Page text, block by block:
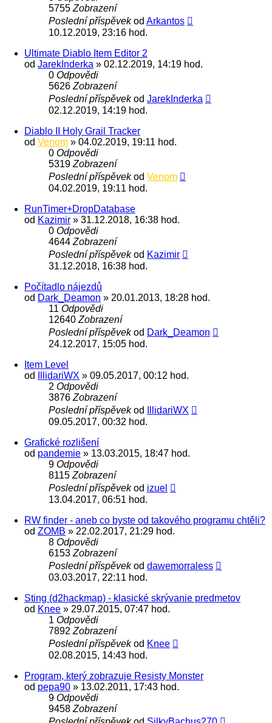
5755 Zobrazení
Poslední příspěvekod Arkantos
10.12.2019, 23:16 hod.
Ultimate Diablo Item Editor 2
od JarekInderka » 02.12.2019, 14:19 hod.
0 Odpovědi
5626 Zobrazení
Poslední příspěvekod JarekInderka
02.12.2019, 14:19 hod.
Diablo II Holy Grail Tracker
od Venom » 04.02.2019, 19:11 hod.
0 Odpovědi
5319 Zobrazení
Poslední příspěvekod Venom
04.02.2019, 19:11 hod.
RunTimer+DropDatabase
od Kazimir » 31.12.2018, 16:38 hod.
0 Odpovědi
4644 Zobrazení
Poslední příspěvekod Kazimir
31.12.2018, 16:38 hod.
Počítadlo nájezdů
od Dark_Deamon » 20.01.2013, 18:28 hod.
11 Odpovědi
12640 Zobrazení
Poslední příspěvekod Dark_Deamon
24.12.2017, 15:05 hod.
Item Level
od
IllidariWX » 09.05.2017, 00:12 hod.
2 Odpovědi
3876 Zobrazení
Poslední příspěvekod
IllidariWX
09.05.2017, 00:32 hod.
Grafické rozlišení
od pandemie » 13.03.2015, 18:47 hod.
9 Odpovědi
8115 Zobrazení
Poslední příspěvekod izuel
13.04.2017, 06:51 hod.
RW finder - aneb co byste od takového programu chtěli?
od ZOMB » 22.02.2017, 21:29 hod.
8 Odpovědi
6153 Zobrazení
Poslední příspěvekod dawemorraless
03.03.2017, 22:11 hod.
Sting (d2hackmap) - klasické skrývanie predmetov
od Knee » 29.07.2015, 07:47 hod.
1 Odpovědi
7892 Zobrazení
Poslední příspěvekod Knee
02.08.2015, 14:43 hod.
Program, který zobrazuje Resisty Monster
od pepa90 » 13.02.2011, 17:43 hod.
9 Odpovědi
9458 Zobrazení